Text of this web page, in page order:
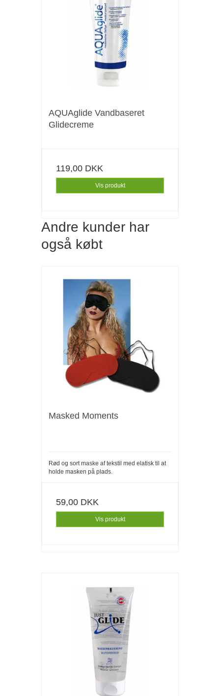
AQUAglide Vandbaseret
Glidecreme
119,00 DKK
Vis produkt
Andre kunder har
også købt
Masked Moments
Rød og sort maske af tekstil med elatisk til at
holde masken på plads.
59,00 DKK
Vis produkt